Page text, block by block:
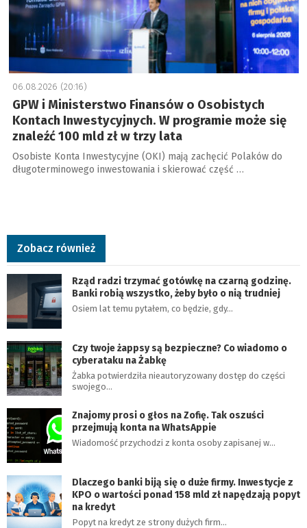
06.08.2026 (20:16)
GPW i Ministerstwo Finansów o Osobistych
Kontach Inwestycyjnych. W programie może się
znaleźć 100 mld zł w trzy lata
Osobiste Konta Inwestycyjne (OKI) mają zachęcić Polaków do
długoterminowego inwestowania i skierować część …
Zobacz również
Rząd radzi trzymać gotówkę na czarną godzinę.
Banki robią wszystko, żeby było o nią trudniej
Osiem lat temu pytałem, co będzie, gdy…
Czy twoje żappsy są bezpieczne? Co wiadomo o
cyberataku na Żabkę
Żabka potwierdziła nieautoryzowany dostęp do części
swojego…
Znajomy prosi o głos na Zofię. Tak oszuści
przejmują konta na WhatsAppie
Wiadomość przychodzi z konta osoby zapisanej w…
Dlaczego banki biją się o duże firmy. Inwestycje z
KPO o wartości ponad 158 mld zł napędzają popyt
na kredyt
Popyt na kredyt ze strony dużych firm…